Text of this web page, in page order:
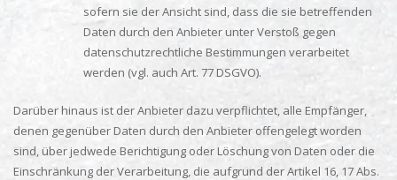
sofern sie der Ansicht sind, dass die sie betreffenden
Daten durch den Anbieter unter Verstoß gegen
datenschutzrechtliche Bestimmungen verarbeitet
werden (vgl. auch Art. 77 DSGVO).
Darüber hinaus ist der Anbieter dazu verpflichtet, alle Empfänger,
denen gegenüber Daten durch den Anbieter offengelegt worden
sind, über jedwede Berichtigung oder Löschung von Daten oder die
Einschränkung der Verarbeitung, die aufgrund der Artikel 16, 17 Abs.